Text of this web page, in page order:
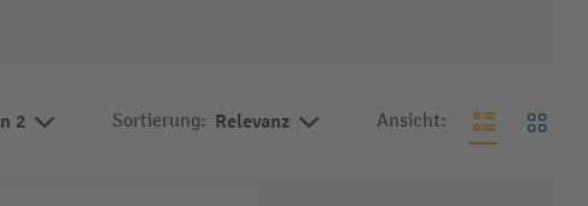
2 Sortierung: Relevanz Ansicht: